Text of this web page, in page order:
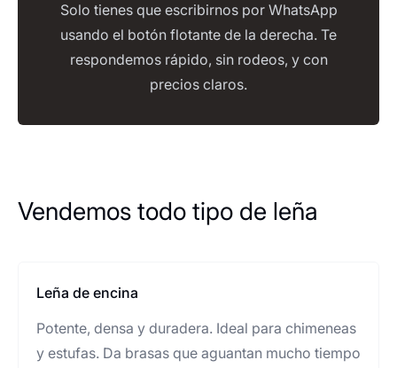
Solo tienes que escribirnos por WhatsApp
usando el botón flotante de la derecha. Te
respondemos rápido, sin rodeos, y con
precios claros.
Vendemos todo tipo de leña
Leña de encina
Potente, densa y duradera. Ideal para chimeneas
y estufas. Da brasas que aguantan mucho tiempo